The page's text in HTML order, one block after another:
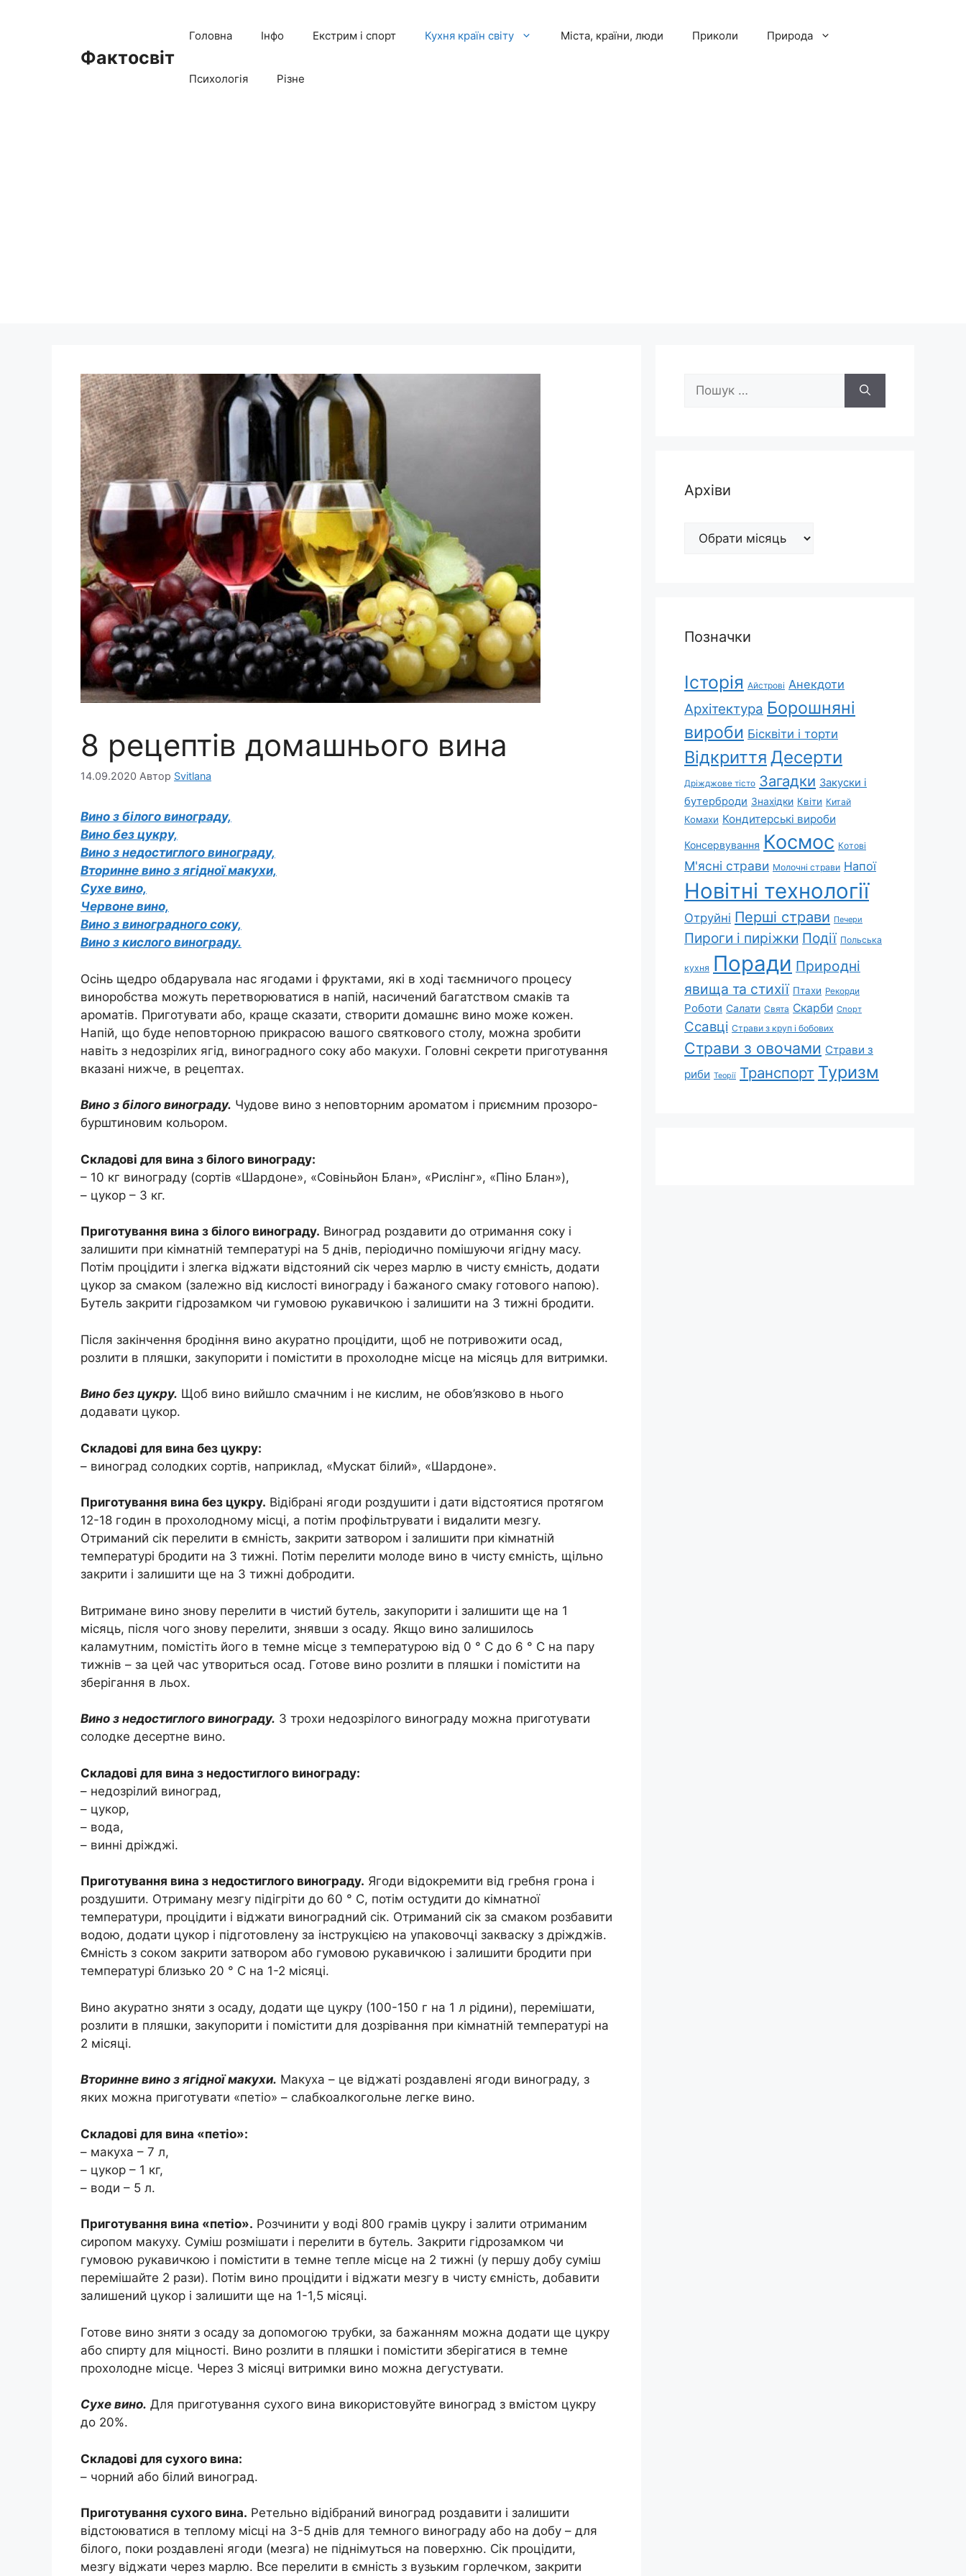
Фактосвіт
Головна Інфо Екстрим і спорт Кухня країн світу Міста, країни, люди Приколи Природа
Психологія Різне
8 рецептів домашнього вина
14.09.2020 Автор Svitlana
Вино з білого винограду,
Вино без цукру,
Вино з недостиглого винограду,
Вторинне вино з ягідної макухи,
Сухе вино,
Червоне вино,
Вино з виноградного соку,
Вино з кислого винограду.
Осінь щедро обдарувала нас ягодами і фруктами, які в ході таємничого процесу
виноробства можуть перетворюватися в напій, насичений багатством смаків та
ароматів. Приготувати або, краще сказати, створити домашнє вино може кожен.
Напій, що буде неповторною прикрасою вашого святкового столу, можна зробити
навіть з недозрілих ягід, виноградного соку або макухи. Головні секрети приготування
вказані нижче, в рецептах.
Вино з білого винограду. Чудове вино з неповторним ароматом і приємним прозоро-
бурштиновим кольором.
Складові для вина з білого винограду:
– 10 кг винограду (сортів «Шардоне», «Совіньйон Блан», «Рислінг», «Піно Блан»),
– цукор – 3 кг.
Приготування вина з білого винограду. Виноград роздавити до отримання соку і
залишити при кімнатній температурі на 5 днів, періодично помішуючи ягідну масу.
Потім процідити і злегка віджати відстояний сік через марлю в чисту ємність, додати
цукор за смаком (залежно від кислості винограду і бажаного смаку готового напою).
Бутель закрити гідрозамком чи гумовою рукавичкою і залишити на 3 тижні бродити.
Після закінчення бродіння вино акуратно процідити, щоб не потривожити осад,
розлити в пляшки, закупорити і помістити в прохолодне місце на місяць для витримки.
Вино без цукру. Щоб вино вийшло смачним і не кислим, не обов’язково в нього
додавати цукор.
Складові для вина без цукру:
– виноград солодких сортів, наприклад, «Мускат білий», «Шардоне».
Приготування вина без цукру. Відібрані ягоди роздушити і дати відстоятися протягом
12-18 годин в прохолодному місці, а потім профільтрувати і видалити мезгу.
Отриманий сік перелити в ємність, закрити затвором і залишити при кімнатній
температурі бродити на 3 тижні. Потім перелити молоде вино в чисту ємність, щільно
закрити і залишити ще на 3 тижні добродити.
Витримане вино знову перелити в чистий бутель, закупорити і залишити ще на 1
місяць, після чого знову перелити, знявши з осаду. Якщо вино залишилось
каламутним, помістіть його в темне місце з температурою від 0 ° С до 6 ° С на пару
тижнів – за цей час утвориться осад. Готове вино розлити в пляшки і помістити на
зберігання в льох.
Вино з недостиглого винограду. З трохи недозрілого винограду можна приготувати
солодке десертне вино.
Складові для вина з недостиглого винограду:
– недозрілий виноград,
– цукор,
– вода,
– винні дріжджі.
Приготування вина з недостиглого винограду. Ягоди відокремити від гребня грона і
роздушити. Отриману мезгу підігріти до 60 ° С, потім остудити до кімнатної
температури, процідити і віджати виноградний сік. Отриманий сік за смаком розбавити
водою, додати цукор і підготовлену за інструкцією на упаковочці закваску з дріжджів.
Ємність з соком закрити затвором або гумовою рукавичкою і залишити бродити при
температурі близько 20 ° С на 1-2 місяці.
Вино акуратно зняти з осаду, додати ще цукру (100-150 г на 1 л рідини), перемішати,
розлити в пляшки, закупорити і помістити для дозрівання при кімнатній температурі на
2 місяці.
Вторинне вино з ягідної макухи. Макуха – це віджаті роздавлені ягоди винограду, з
яких можна приготувати «петіо» – слабкоалкогольне легке вино.
Складові для вина «петіо»:
– макуха – 7 л,
– цукор – 1 кг,
– води – 5 л.
Приготування вина «петіо». Розчинити у воді 800 грамів цукру і залити отриманим
сиропом макуху. Суміш розмішати і перелити в бутель. Закрити гідрозамком чи
гумовою рукавичкою і помістити в темне тепле місце на 2 тижні (у першу добу суміш
перемішайте 2 рази). Потім вино процідити і віджати мезгу в чисту ємність, добавити
залишений цукор і залишити ще на 1-1,5 місяці.
Готове вино зняти з осаду за допомогою трубки, за бажанням можна додати ще цукру
або спирту для міцності. Вино розлити в пляшки і помістити зберігатися в темне
прохолодне місце. Через 3 місяці витримки вино можна дегустувати.
Сухе вино. Для приготування сухого вина використовуйте виноград з вмістом цукру
до 20%.
Складові для сухого вина:
– чорний або білий виноград.
Приготування сухого вина. Ретельно відібраний виноград роздавити і залишити
відстоюватися в теплому місці на 3-5 днів для темного винограду або на добу – для
білого, поки роздавлені ягоди (мезга) не піднімуться на поверхню. Сік процідити,
мезгу віджати через марлю. Все перелити в ємність з вузьким горлечком, закрити
Пошук:
Архіви
Архіви
Позначки
Історія Айстрові Анекдоти
Архітектура Борошняні
вироби Бісквіти і торти
Відкриття Десерти
Дріжджове тісто Загадки Закуски і
бутерброди Знахідки Квіти Китай
Комахи Кондитерські вироби
Консервування Космос Котові
М'ясні страви Молочні страви Напої
Новітні технології
Отруйні Перші страви Печери
Пироги і пиріжки Події Польська
кухня Поради Природні
явища та стихії Птахи Рекорди
Роботи Салати Свята Скарби Спорт
Ссавці Страви з круп і бобових
Страви з овочами Страви з
риби Теорії Транспорт Туризм